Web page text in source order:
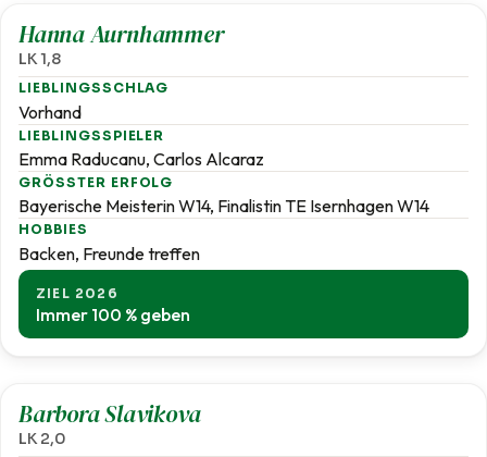
Hanna Aurnhammer
LK 1,8
LIEBLINGSSCHLAG
Vorhand
LIEBLINGSSPIELER
Emma Raducanu, Carlos Alcaraz
GRÖSSTER ERFOLG
Bayerische Meisterin W14, Finalistin TE Isernhagen W14
HOBBIES
Backen, Freunde treffen
ZIEL 2026
Immer 100 % geben
Barbora Slavikova
LK 2,0